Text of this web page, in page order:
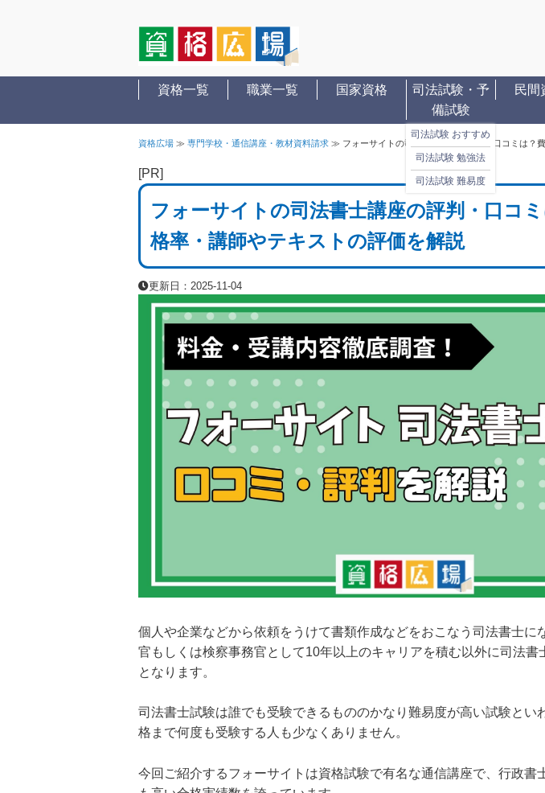
資格一覧 職業一覧 国家資格
司法試験・予
備試験
司法試験 おすすめ
司法試験 勉強法
司法試験 難易度
民間
資格広場 ≫ 専門学校・通信講座・教材資料請求 ≫ フォーサイトの司法書士講座の評判・口コミは？
[PR]
フォーサイトの司法書士講座の評判・口コ
格率・講師やテキストの評価を解説
更新日：2025-11-04
個人や企業などから依頼をうけて書類作成などをおこなう司法書士に
官もしくは検察事務官として10年以上のキャリアを積む以外に司法書
となります。
司法書士試験は誰でも受験できるもののかなり難易度が高い試験とい
格まで何度も受験する人も少なくありません。
今回ご紹介するフォーサイトは資格試験で有名な通信講座で、行政書